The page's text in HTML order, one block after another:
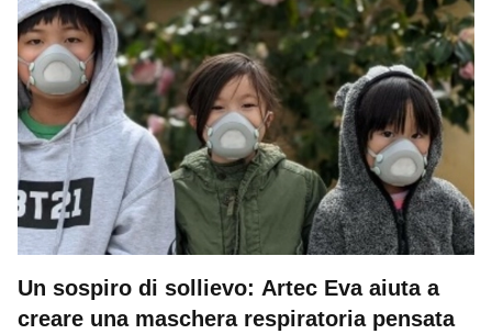
Un sospiro di sollievo: Artec Eva aiuta a
creare una maschera respiratoria pensata